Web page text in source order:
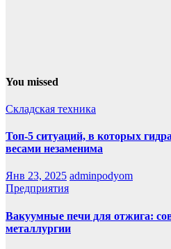
You missed
Складская техника
Топ-5 ситуаций, в которых
весами незаменима
Янв 23, 2025 adminpodyom
Предприятия
Вакуумные печи для отжига:
металлургии